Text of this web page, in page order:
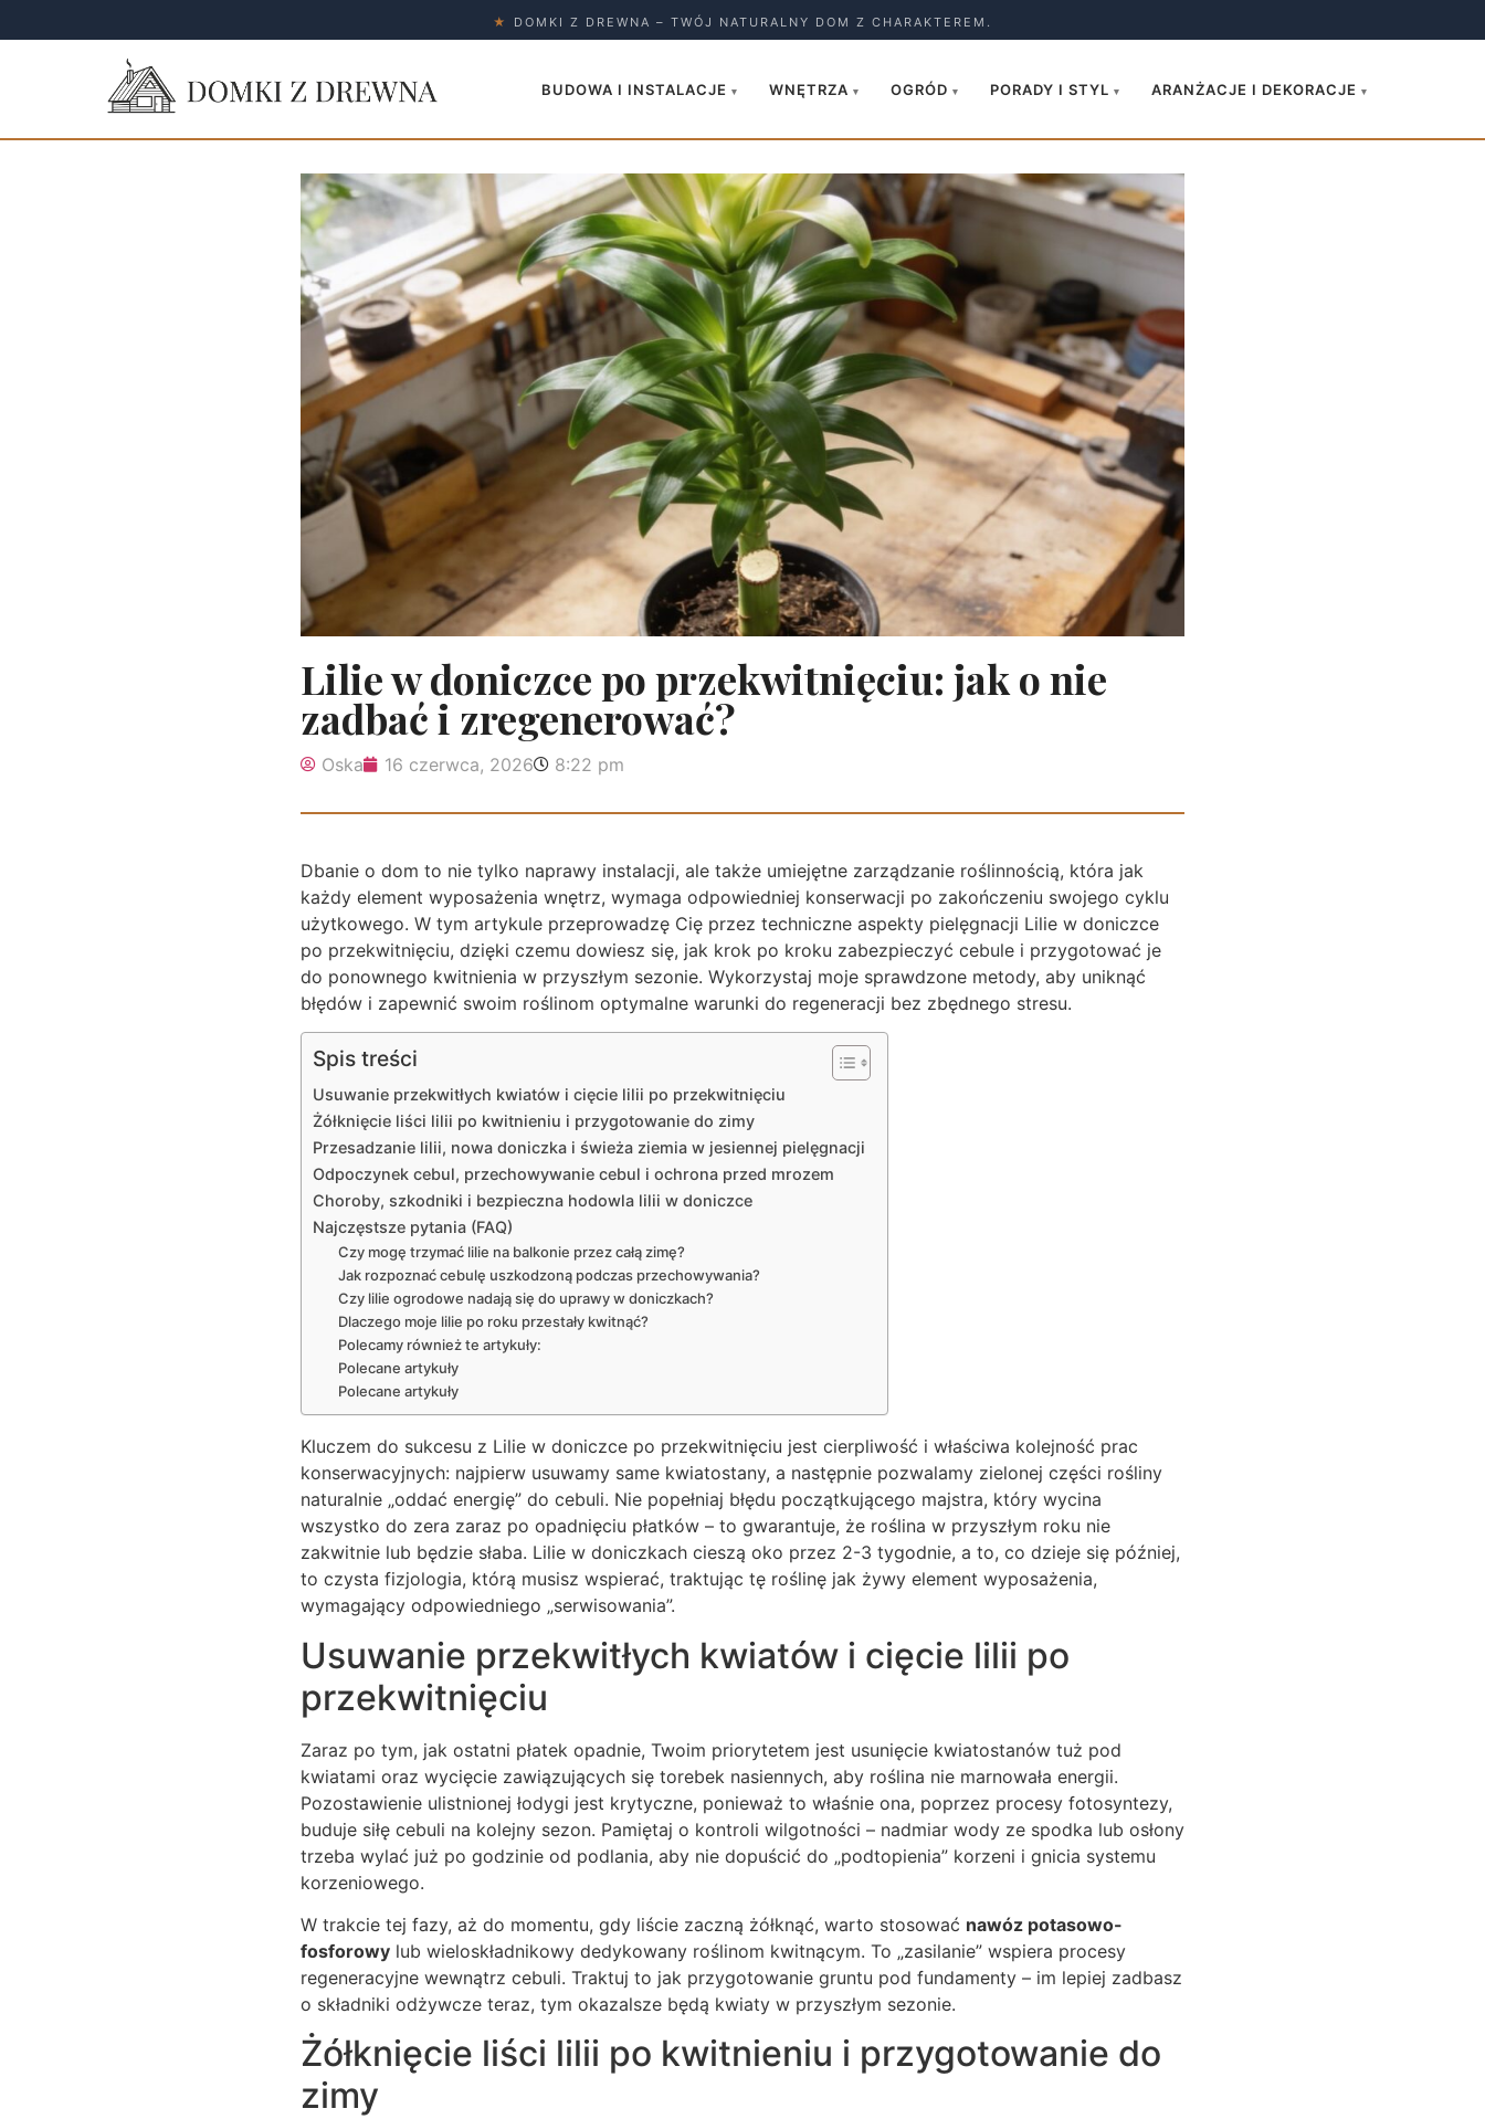
★ DOMKI Z DREWNA – TWÓJ NATURALNY DOM Z CHARAKTEREM.
BUDOWA I INSTALACJE ▾ WNĘTRZA ▾ OGRÓD ▾ PORADY I STYL ▾ ARANŻACJE I DEKORACJE ▾
Lilie w doniczce po przekwitnięciu: jak o nie
zadbać i zregenerować?
Oska 16 czerwca, 2026 8:22 pm
Dbanie o dom to nie tylko naprawy instalacji, ale także umiejętne zarządzanie roślinnością, która jak
każdy element wyposażenia wnętrz, wymaga odpowiedniej konserwacji po zakończeniu swojego cyklu
użytkowego. W tym artykule przeprowadzę Cię przez techniczne aspekty pielęgnacji Lilie w doniczce
po przekwitnięciu, dzięki czemu dowiesz się, jak krok po kroku zabezpieczyć cebule i przygotować je
do ponownego kwitnienia w przyszłym sezonie. Wykorzystaj moje sprawdzone metody, aby uniknąć
błędów i zapewnić swoim roślinom optymalne warunki do regeneracji bez zbędnego stresu.
Spis treści
Usuwanie przekwitłych kwiatów i cięcie lilii po przekwitnięciu
Żółknięcie liści lilii po kwitnieniu i przygotowanie do zimy
Przesadzanie lilii, nowa doniczka i świeża ziemia w jesiennej pielęgnacji
Odpoczynek cebul, przechowywanie cebul i ochrona przed mrozem
Choroby, szkodniki i bezpieczna hodowla lilii w doniczce
Najczęstsze pytania (FAQ)
Czy mogę trzymać lilie na balkonie przez całą zimę?
Jak rozpoznać cebulę uszkodzoną podczas przechowywania?
Czy lilie ogrodowe nadają się do uprawy w doniczkach?
Dlaczego moje lilie po roku przestały kwitnąć?
Polecamy również te artykuły:
Polecane artykuły
Polecane artykuły
Kluczem do sukcesu z Lilie w doniczce po przekwitnięciu jest cierpliwość i właściwa kolejność prac
konserwacyjnych: najpierw usuwamy same kwiatostany, a następnie pozwalamy zielonej części rośliny
naturalnie „oddać energię” do cebuli. Nie popełniaj błędu początkującego majstra, który wycina
wszystko do zera zaraz po opadnięciu płatków – to gwarantuje, że roślina w przyszłym roku nie
zakwitnie lub będzie słaba. Lilie w doniczkach cieszą oko przez 2-3 tygodnie, a to, co dzieje się później,
to czysta fizjologia, którą musisz wspierać, traktując tę roślinę jak żywy element wyposażenia,
wymagający odpowiedniego „serwisowania”.
Usuwanie przekwitłych kwiatów i cięcie lilii po
przekwitnięciu
Zaraz po tym, jak ostatni płatek opadnie, Twoim priorytetem jest usunięcie kwiatostanów tuż pod
kwiatami oraz wycięcie zawiązujących się torebek nasiennych, aby roślina nie marnowała energii.
Pozostawienie ulistnionej łodygi jest krytyczne, ponieważ to właśnie ona, poprzez procesy fotosyntezy,
buduje siłę cebuli na kolejny sezon. Pamiętaj o kontroli wilgotności – nadmiar wody ze spodka lub osłony
trzeba wylać już po godzinie od podlania, aby nie dopuścić do „podtopienia” korzeni i gnicia systemu
korzeniowego.
W trakcie tej fazy, aż do momentu, gdy liście zaczną żółknąć, warto stosować nawóz potasowo-
fosforowy lub wieloskładnikowy dedykowany roślinom kwitnącym. To „zasilanie” wspiera procesy
regeneracyjne wewnątrz cebuli. Traktuj to jak przygotowanie gruntu pod fundamenty – im lepiej zadbasz
o składniki odżywcze teraz, tym okazalsze będą kwiaty w przyszłym sezonie.
Żółknięcie liści lilii po kwitnieniu i przygotowanie do
zimy